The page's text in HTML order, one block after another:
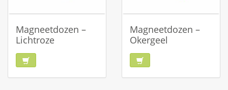
Magneetdozen –
Lichtroze
Magneetdozen –
Okergeel